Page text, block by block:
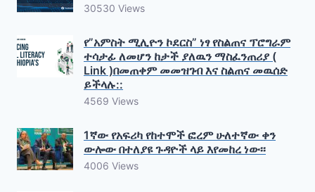
30530 Views
የ”አምስት ሚሊዮን ኮደርስ” ነፃ የስልጠና ፕሮግራም
ተሳታፊ ለመሆን ከታች ያለዉን ማስፈንጠሪያ (
Link )በመጠቀም መመዝገብ እና ስልጠና መዉሰድ
ይችላሉ::
4569 Views
1ኛው የአፍሪካ የከተሞች ፎረም ሁለተኛው ቀን
ውሎው በተለያዩ ጉዳዮች ላይ እየመከረ ነው፡፡
4006 Views